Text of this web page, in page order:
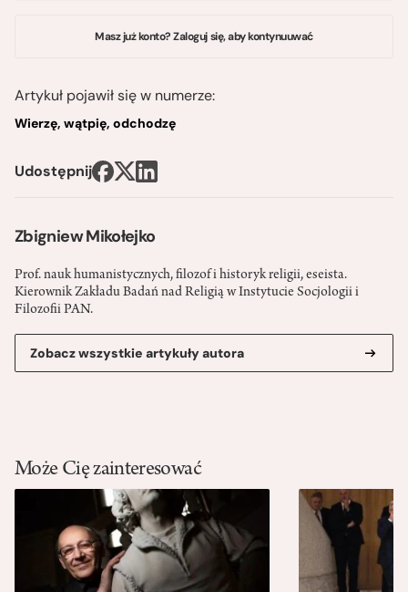
Zbigniew Mikołejko
Prof. nauk humanistycznych, filozof i historyk religii, eseista.
Kierownik Zakładu Badań nad Religią w Instytucie Socjologii i
Filozofii PAN.
Zobacz wszystkie artykuły autora
Masz już konto? Zaloguj się, aby kontynuuwać
Artykuł pojawił się w numerze:
Wierzę, wątpię, odchodzę
Udostępnij
Może Cię zainteresować